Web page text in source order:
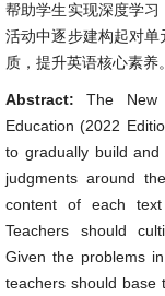
帮助学生实现深度学
活动中逐步建构起对
质，提升英语核心素养。
Abstract:The New
Education (2022
to gradually build
judgments around
content of each text
Teachers should
Given the problems
teachers should base